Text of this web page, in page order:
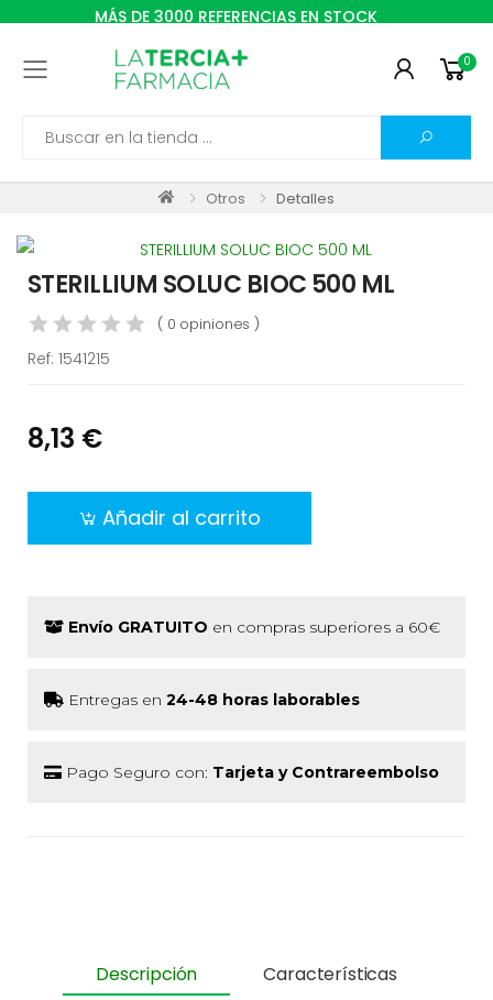
MÁS DE 3000 REFERENCIAS EN STOCK
Toggle mobile menu 0
Search
Otros Detalles
STERILLIUM SOLUC BIOC 500 ML
( 0 opiniones )
Ref: 1541215
8,13 €
Añadir al carrito
Envío GRATUITO en compras superiores a 60€
Entregas en 24-48 horas laborables
Pago Seguro con: Tarjeta y Contrareembolso
Descripción
Características